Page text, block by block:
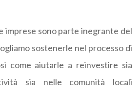
imprese sono parte inegrante del
sostenerle nel processo di
come aiutarle a reinvestire sia
sia nelle comunità locali